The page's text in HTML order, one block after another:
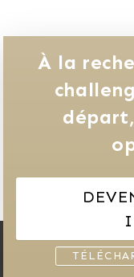
À la
départ,